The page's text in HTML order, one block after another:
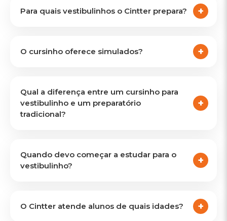
Para quais vestibulinhos o Cintter prepara?
O cursinho oferece simulados?
Qual a diferença entre um cursinho para
vestibulinho e um preparatório
tradicional?
Quando devo começar a estudar para o
vestibulinho?
O Cintter atende alunos de quais idades?